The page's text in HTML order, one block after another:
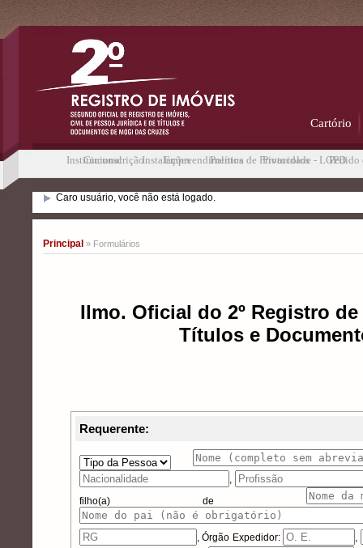
Cartório
Institucional Instalações Política de Privacidade - LGPD
Circunscrição Empreendimentos Protocolos Pedido
Caro usuário, você não está logado.
Principal » Formulários
Ilmo. Oficial do 2º Registro
Títulos e
Requerente:
,
filho(a) de
,Órgão Expedidor:
,